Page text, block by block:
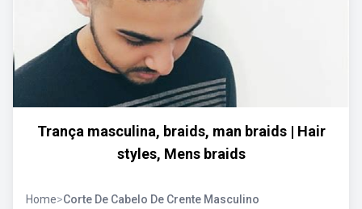
Trança masculina, braids, man braids | Hair
styles, Mens braids
Home>Corte De Cabelo De Crente Masculino